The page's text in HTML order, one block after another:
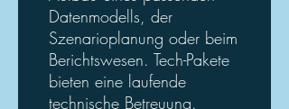
Datenmodells, der
Szenarioplanung oder beim
Berichtswesen. Tech-Pakete
bieten eine laufende
technische Betreuung.